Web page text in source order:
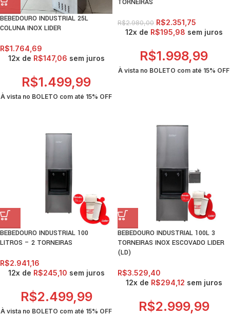
BEBEDOURO INDUSTRIAL 25L
COLUNA INOX LIDER
R$1.764,69
12x de R$147,06 sem juros
R$1.499,99
À vista no BOLETO com até 15% OFF
TORNEIRAS
R$2.980,00 R$2.351,75
12x de R$195,98 sem juros
R$1.998,99
À vista no BOLETO com até 15% OFF
BEBEDOURO INDUSTRIAL 100
LITROS – 2 TORNEIRAS
R$2.941,16
12x de R$245,10 sem juros
R$2.499,99
À vista no BOLETO com até 15% OFF
BEBEDOURO INDUSTRIAL 100L 3
TORNEIRAS INOX ESCOVADO LIDER
(LD)
R$3.529,40
12x de R$294,12 sem juros
R$2.999,99